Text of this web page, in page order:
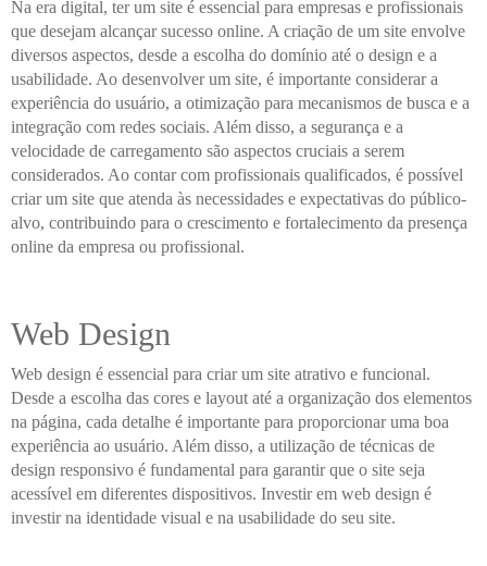
Na era digital, ter um site é essencial para empresas e profissionais
que desejam alcançar sucesso online. A criação de um site envolve
diversos aspectos, desde a escolha do domínio até o design e a
usabilidade. Ao desenvolver um site, é importante considerar a
experiência do usuário, a otimização para mecanismos de busca e a
integração com redes sociais. Além disso, a segurança e a
velocidade de carregamento são aspectos cruciais a serem
considerados. Ao contar com profissionais qualificados, é possível
criar um site que atenda às necessidades e expectativas do público-
alvo, contribuindo para o crescimento e fortalecimento da presença
online da empresa ou profissional.
Web Design
Web design é essencial para criar um site atrativo e funcional.
Desde a escolha das cores e layout até a organização dos elementos
na página, cada detalhe é importante para proporcionar uma boa
experiência ao usuário. Além disso, a utilização de técnicas de
design responsivo é fundamental para garantir que o site seja
acessível em diferentes dispositivos. Investir em web design é
investir na identidade visual e na usabilidade do seu site.